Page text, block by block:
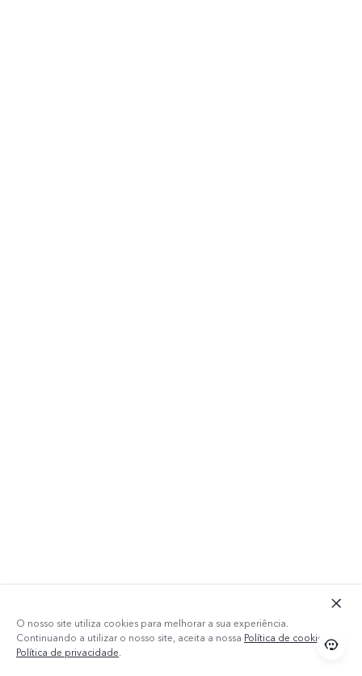
O nosso site utiliza cookies para melhorar a sua experiência.
Continuando a utilizar o nosso site, aceita a nossa Política de cookiese a
Política de privacidade.